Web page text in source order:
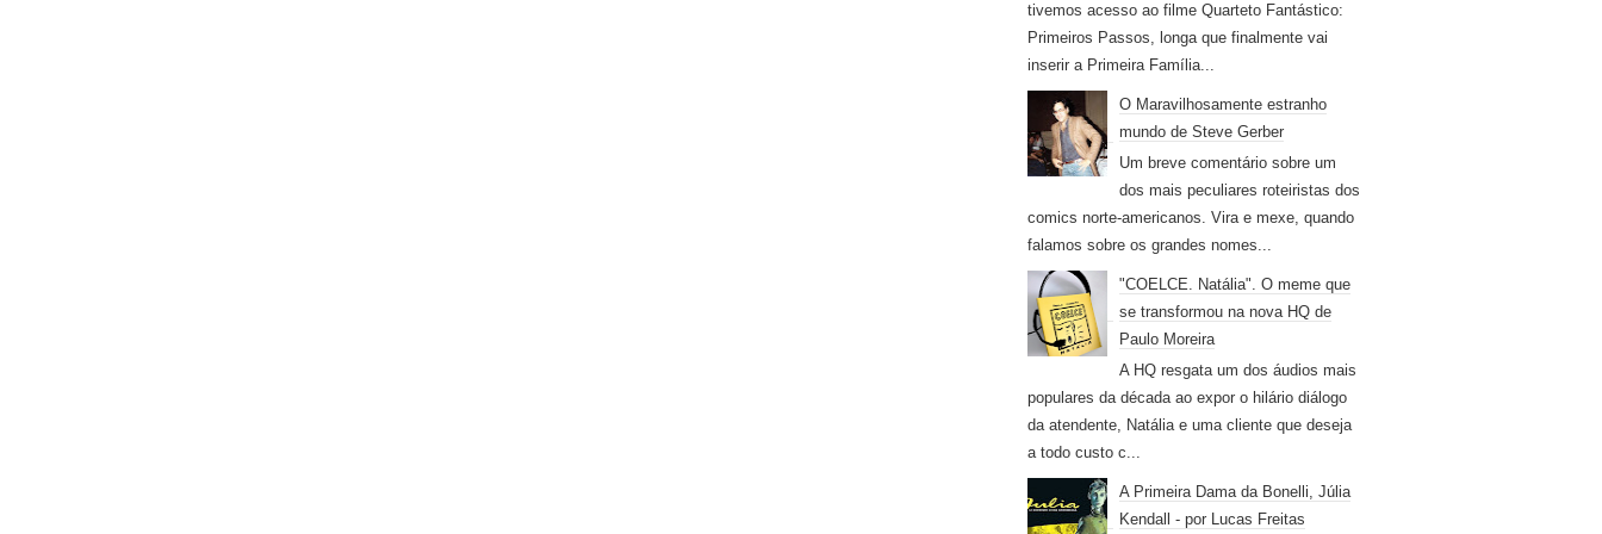
tivemos acesso ao filme Quarteto Fantástico:
Primeiros Passos, longa que finalmente vai
inserir a Primeira Família...
O Maravilhosamente estranho
mundo de Steve Gerber
Um breve comentário sobre um
dos mais peculiares roteiristas dos
comics norte-americanos. Vira e mexe, quando
falamos sobre os grandes nomes...
"COELCE. Natália". O meme que
se transformou na nova HQ de
Paulo Moreira
A HQ resgata um dos áudios mais
populares da década ao expor o hilário diálogo
da atendente, Natália e uma cliente que deseja
a todo custo c...
A Primeira Dama da Bonelli, Júlia
Kendall - por Lucas Freitas